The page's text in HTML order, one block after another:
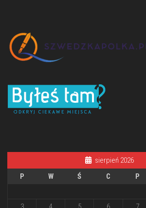
sierpień 2026
P
W Ś C P